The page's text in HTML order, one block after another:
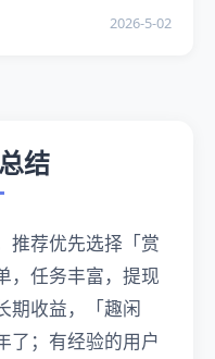
2026-5-02
结
推荐优先选择「赏
，任务丰富，提现
期收益，「趣闲
了；有经验的用户